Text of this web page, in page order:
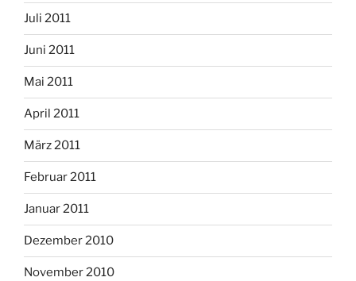
Juli 2011
Juni 2011
Mai 2011
April 2011
März 2011
Februar 2011
Januar 2011
Dezember 2010
November 2010